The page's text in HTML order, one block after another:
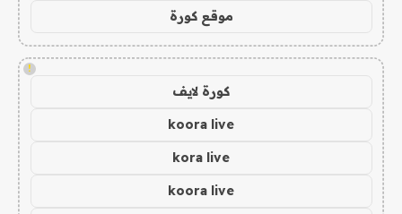
موقع كورة
!
كورة لايف
koora live
kora live
koora live